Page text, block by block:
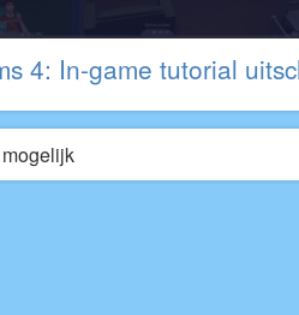
4: In-game tutorial